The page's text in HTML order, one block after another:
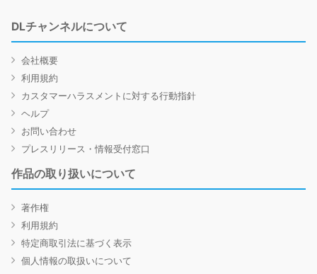
DLチャンネルについて
会社概要
利用規約
カスタマーハラスメントに対する行動指針
ヘルプ
お問い合わせ
プレスリリース・情報受付窓口
作品の取り扱いについて
著作権
利用規約
特定商取引法に基づく表示
個人情報の取扱いについて